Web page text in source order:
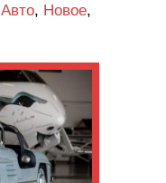
Авто, Новое,